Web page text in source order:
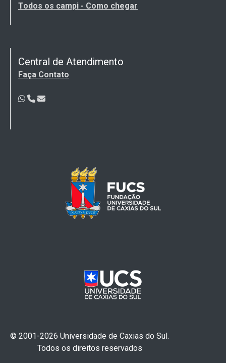
Todos os campi - Como chegar
Central de Atendimento
Faça Contato
© 2001-2026 Universidade de Caxias do Sul.
Todos os direitos reservados